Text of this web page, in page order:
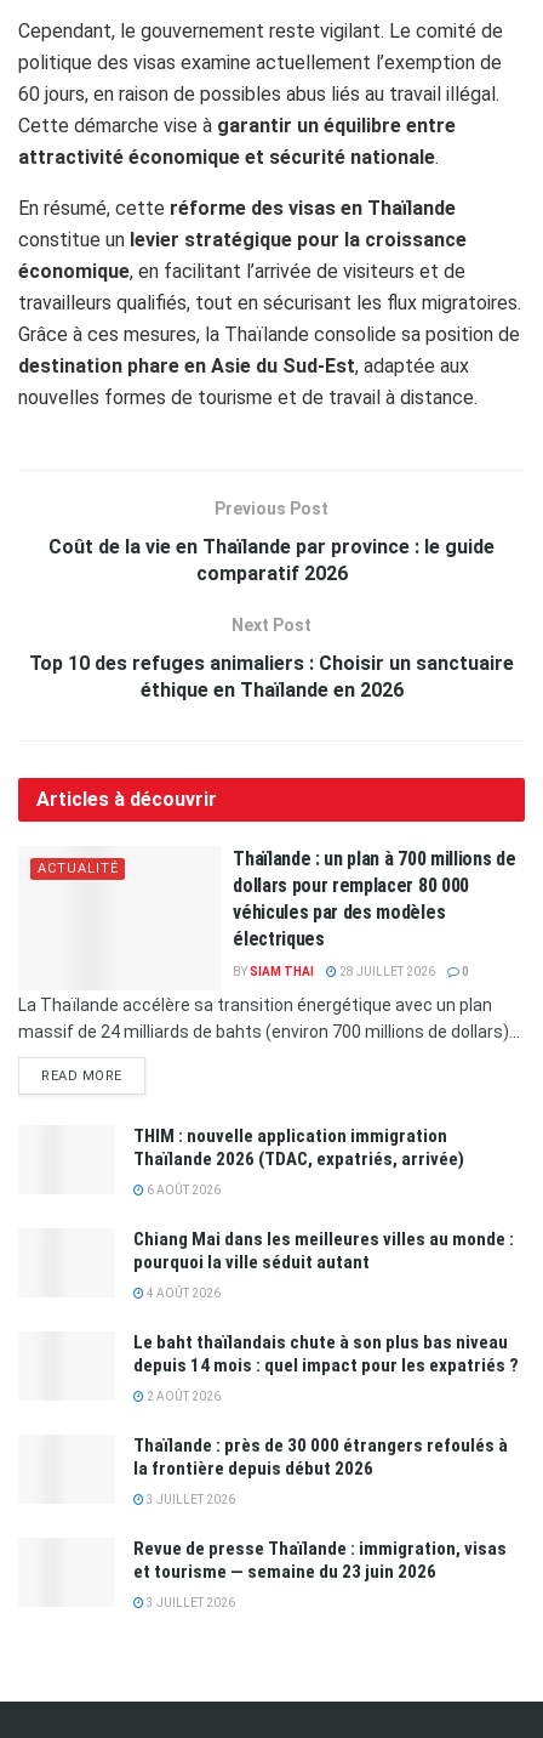
Cependant, le gouvernement reste vigilant. Le comité de
politique des visas examine actuellement l’exemption de
60 jours, en raison de possibles abus liés au travail illégal.
Cette démarche vise à garantir un équilibre entre
attractivité économique et sécurité nationale.
En résumé, cette réforme des visas en Thaïlande
constitue un levier stratégique pour la croissance
économique, en facilitant l’arrivée de visiteurs et de
travailleurs qualifiés, tout en sécurisant les flux migratoires.
Grâce à ces mesures, la Thaïlande consolide sa position de
destination phare en Asie du Sud-Est, adaptée aux
nouvelles formes de tourisme et de travail à distance.
Previous Post
Coût de la vie en Thaïlande par province : le guide
comparatif 2026
Next Post
Top 10 des refuges animaliers : Choisir un sanctuaire
éthique en Thaïlande en 2026
Articles à découvrir
ACTUALITÉ
Thaïlande : un plan à 700 millions de
dollars pour remplacer 80 000
véhicules par des modèles
électriques
BYSIAM THAI 28 JUILLET 2026 0
La Thaïlande accélère sa transition énergétique avec un plan
massif de 24 milliards de bahts (environ 700 millions de dollars)...
READ MORE
THIM : nouvelle application immigration
Thaïlande 2026 (TDAC, expatriés, arrivée)
6 AOÛT 2026
Chiang Mai dans les meilleures villes au monde :
pourquoi la ville séduit autant
4 AOÛT 2026
Le baht thaïlandais chute à son plus bas niveau
depuis 14 mois : quel impact pour les expatriés ?
2 AOÛT 2026
Thaïlande : près de 30 000 étrangers refoulés à
la frontière depuis début 2026
3 JUILLET 2026
Revue de presse Thaïlande : immigration, visas
et tourisme — semaine du 23 juin 2026
3 JUILLET 2026